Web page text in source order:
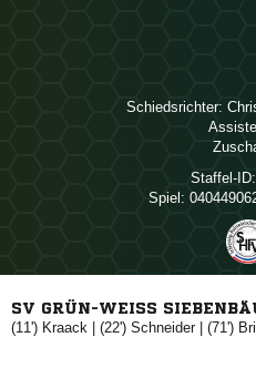
Schiedsrichter:
Staffel-ID:
Spiel:
SV GRÜN-WEISS
(11')  | (22') | (71')